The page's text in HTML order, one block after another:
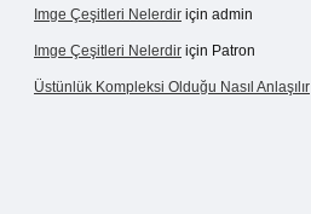
Imge Çeşitleri Nelerdir için admin
Imge Çeşitleri Nelerdir için Patron
Üstünlük Kompleksi Olduğu Nasıl Anlaşılır